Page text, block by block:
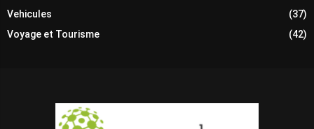
Vehicules
(37)
Voyage et Tourisme
(42)